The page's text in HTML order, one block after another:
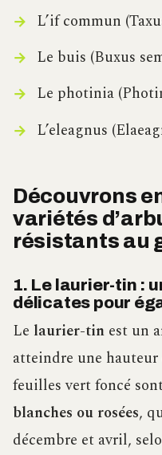
L’if commun
Le buis (Buxus
Le photinia
L’eleagnus
Découvrons
variétés
résistants au
1. Le laurier-tin :
délicates pour
Le laurier-tin est un
atteindre une hauteur
feuilles vert foncé
blanches ou rosées,
décembre et avril,